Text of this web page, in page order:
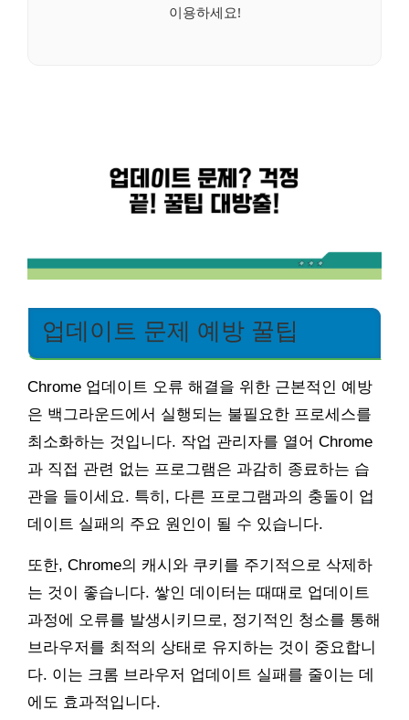
이용하세요!
업데이트 문제 예방 꿀팁
Chrome 업데이트 오류 해결을 위한 근본적인 예방
은 백그라운드에서 실행되는 불필요한 프로세스를
최소화하는 것입니다. 작업 관리자를 열어 Chrome
과 직접 관련 없는 프로그램은 과감히 종료하는 습
관을 들이세요. 특히, 다른 프로그램과의 충돌이 업
데이트 실패의 주요 원인이 될 수 있습니다.
또한, Chrome의 캐시와 쿠키를 주기적으로 삭제하
는 것이 좋습니다. 쌓인 데이터는 때때로 업데이트
과정에 오류를 발생시키므로, 정기적인 청소를 통해
브라우저를 최적의 상태로 유지하는 것이 중요합니
다. 이는 크롬 브라우저 업데이트 실패를 줄이는 데
에도 효과적입니다.